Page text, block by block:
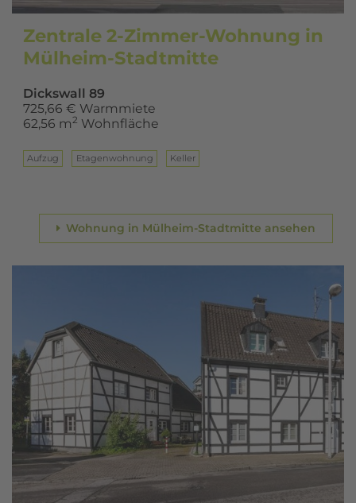
Zentrale 2-Zimmer-Wohnung in
Mülheim-Stadtmitte
Dickswall 89
725,66 € Warmmiete
62,56 m2 Wohnfläche
Aufzug Eta­gen­woh­nung Keller
Wohnung in Mülheim-Stadtmitte ansehen